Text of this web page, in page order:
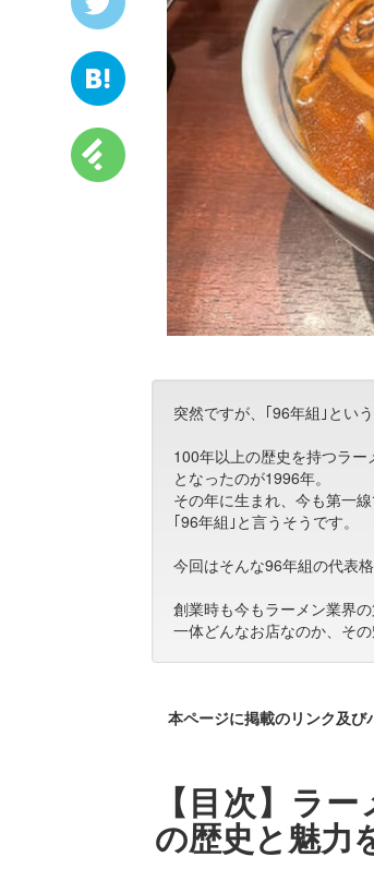
突然ですが、｢96年組｣とい
100年以上の歴史を持つラ
となったのが1996年。
その年に生まれ、今も第一
｢96年組｣と言うそうです。
今回はそんな96年組の代表
創業時も今もラーメン業界
一体どんなお店なのか、その
本ページに掲載のリンク及び
【目次】ラ
の歴史と魅力